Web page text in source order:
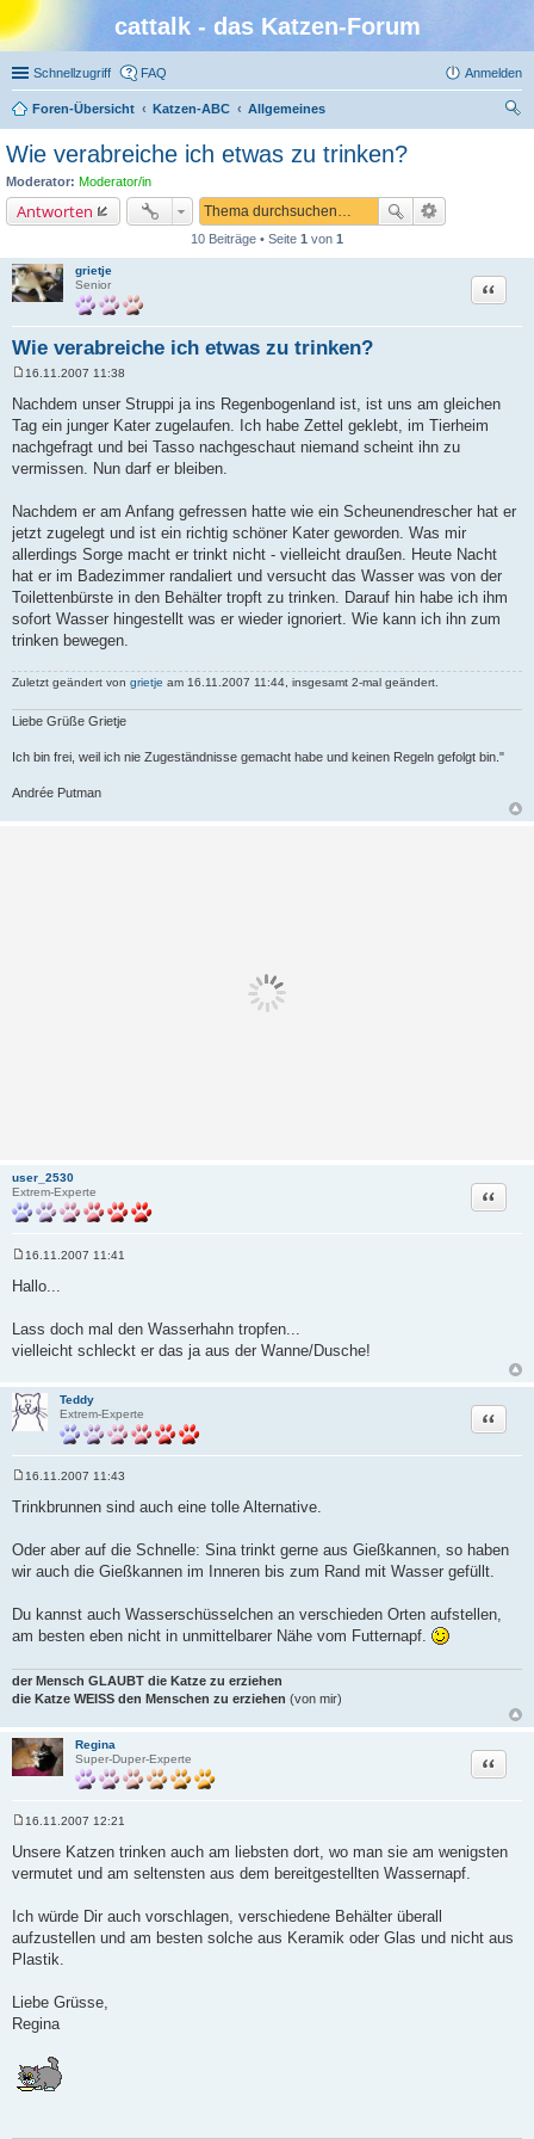
cattalk - das Katzen-Forum
Schnellzugriff FAQ Anmelden
Foren-Übersicht Katzen-ABC
Allgemeines
Wie verabreiche ich etwas zu trinken?
Moderator: Moderator/in
Antworten
10 Beiträge • Seite 1 von 1
grietje
Senior
Wie verabreiche ich etwas zu trinken?
Zitat
i
t
a
g
16.11.2007 11:38
Nachdem unser Struppi ja ins Regenbogenland ist, ist uns am gleichen
Tag ein junger Kater zugelaufen. Ich habe Zettel geklebt, im Tierheim
nachgefragt und bei Tasso nachgeschaut niemand scheint ihn zu
vermissen. Nun darf er bleiben.
Nachdem er am Anfang gefressen hatte wie ein Scheunendrescher hat er
jetzt zugelegt und ist ein richtig schöner Kater geworden. Was mir
allerdings Sorge macht er trinkt nicht - vielleicht draußen. Heute Nacht
hat er im Badezimmer randaliert und versucht das Wasser was von der
Toilettenbürste in den Behälter tropft zu trinken. Darauf hin habe ich ihm
sofort Wasser hingestellt was er wieder ignoriert. Wie kann ich ihn zum
trinken bewegen.
Zuletzt geändert von grietje am 16.11.2007 11:44, insgesamt 2-mal geändert.
Liebe Grüße Grietje
Ich bin frei, weil ich nie Zugeständnisse gemacht habe und keinen Regeln gefolgt bin."
Andrée Putman
user_2530
Extrem-Experte
Zitat
e
i
a
g
16.11.2007 11:41
Hallo...
Lass doch mal den Wasserhahn tropfen...
vielleicht schleckt er das ja aus der Wanne/Dusche!
Teddy
Extrem-Experte
Zitat
e
i
r
a
g
16.11.2007 11:43
Trinkbrunnen sind auch eine tolle Alternative.
Oder aber auf die Schnelle: Sina trinkt gerne aus Gießkannen, so haben
wir auch die Gießkannen im Inneren bis zum Rand mit Wasser gefüllt.
Du kannst auch Wasserschüsselchen an verschieden Orten aufstellen,
am besten eben nicht in unmittelbarer Nähe vom Futternapf.
der Mensch GLAUBT die Katze zu erziehen
die Katze WEISS den Menschen zu erziehen (von mir)
Regina
Super-Duper-Experte
Zitat
e
t
g
16.11.2007 12:21
Unsere Katzen trinken auch am liebsten dort, wo man sie am wenigsten
vermutet und am seltensten aus dem bereitgestellten Wassernapf.
Ich würde Dir auch vorschlagen, verschiedene Behälter überall
aufzustellen und am besten solche aus Keramik oder Glas und nicht aus
Plastik.
Liebe Grüsse,
Regina